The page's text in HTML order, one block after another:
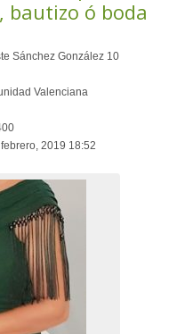
bautizo ó boda
Sánchez González 10
Valenciana
2019 18:52